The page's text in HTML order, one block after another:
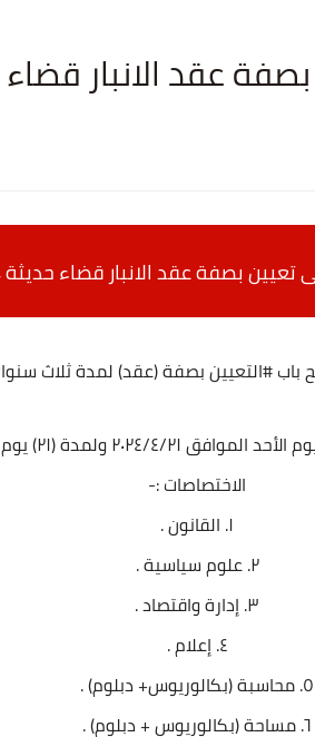
عقد الانبار قضاء
بصفة عقد الانبار قضاء حديثة 2024
بصفة (عقد) لمدة ثلاث سنوات وبراتب (
٢٠٢٤/٤/٢١ ولمدة (٢١) يوم
الاختصاصات :-
١. القانون .
٢. علوم سياسية .
٣. إدارة واقتصاد .
٤. إعلام .
٥. محاسبة (بكالوريوس+ دبلوم) .
٦. مساحة (بكالوريوس + دبلوم) .